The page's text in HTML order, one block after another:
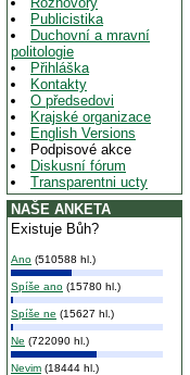
Publicistika
Duchovní a mravní
politologie
Přihláška
Kontakty
O předsedovi
Krajské organizace
English Versions
Podpisové akce
Diskusní fórum
Transparentni ucty
NAŠE ANKETA
Existuje Bůh?
Ano (510588 hl.)
Spíše ano (15780 hl.)
Spíše ne (15627 hl.)
Ne (722090 hl.)
Nevim (18444 hl.)